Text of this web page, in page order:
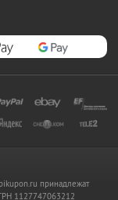
принадлежат
1127747063212